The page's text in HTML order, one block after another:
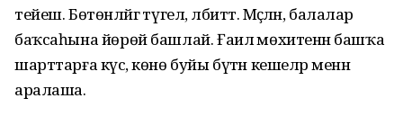
тейеш. Бөтөнләйгә түгел, әлбиттә. Мәҫәлән, балалар
баҡсаһына йөрөй башлай. Ғаилә мөхитенән башҡа
шарттарға күсә, көнө буйы бүтән кешеләр менән
аралаша.